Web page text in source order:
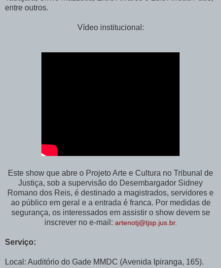
entre outros.
Vídeo institucional:
Este show que abre o Projeto Arte e Cultura no Tribunal de
Justiça, sob a supervisão do Desembargador Sidney
Romano dos Reis, é destinado a magistrados, servidores e
ao público em geral e a entrada é franca. Por medidas de
segurança, os interessados em assistir o show devem se
inscrever no e-mail: artenotj@tjsp.jus.br.
Serviço:
Local: Auditório do Gade MMDC (Avenida Ipiranga, 165).